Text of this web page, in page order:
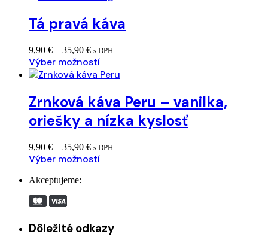
through
Tá pravá káva
9,90 € – 35,90 €Price
range:
9,90 €
through
s DPH
Výber možností
Zrnková káva Peru – vanilka,
oriešky a nízka kyslosť
9,90 € – 35,90 €Price
range:
s DPH
Výber možností
Akceptujeme:
Dôležité odkazy